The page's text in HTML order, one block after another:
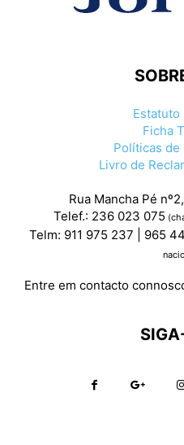
Estatuto
Ficha
Políticas de
Livro de
Rua Mancha Pé
Telef.: 236 023 075
Telm: 911 975 237 | 965
Entre em contacto